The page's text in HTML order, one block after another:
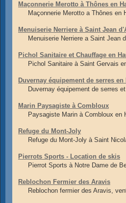
Maçonnerie Merotto à Thônes en
Maçonnerie Merotto a Thônes en
Menuiserie Nerriere à Saint Jean
Menuiserie Nerriere a Saint Jean
Pichol Sanitaire et Chauffage en
Pichol Sanitaire à Saint Gervais
Duvernay équipement de serres en
Duvernay équipement de serres
Marin Paysagiste à Combloux
Paysagiste Marin à Combloux en
Refuge du Mont-Joly
Refuge du Mont-Joly à Saint
Pierrots Sports - Location de skis
Pierrot Sports à Notre Dame de
Reblochon Fermier des Aravis
Reblochon fermier des Aravis,